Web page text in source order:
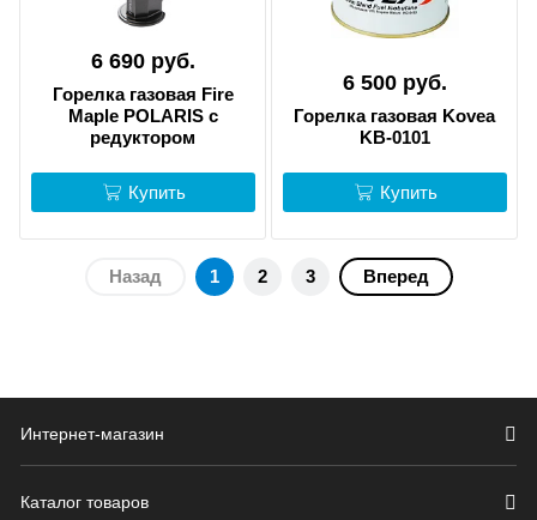
6 690 руб.
Горелка газовая Fire
Maple POLARIS с
редуктором
Купить
6 500 руб.
Горелка газовая Kovea
KB-0101
Купить
Назад 1 2 3 Вперед
Интернет-магазин
Каталог товаров